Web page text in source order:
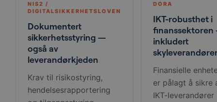
NIS2 /
DIGITALSIKKERHETSLOVEN
Dokumentert
sikkerhetsstyring —
også av
leverandørkjeden
Krav til risikostyring,
hendelsesrapportering
DORA
IKT-robusthet i
inkludert
Finansielle
er pålagt å sikre
IKT-leverandører